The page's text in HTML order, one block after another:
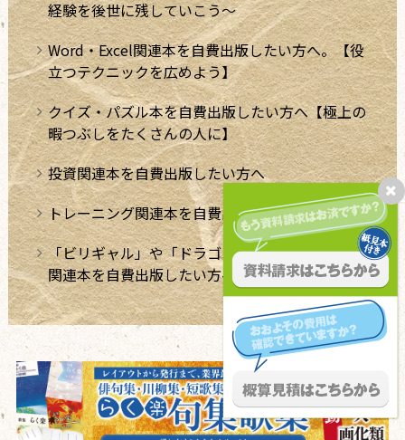
経験を後世に残していこう～
Word・Excel関連本を自費出版したい方へ。【役
立つテクニックを広めよう】
クイズ・パズル本を自費出版したい方へ【極上の
暇つぶしをたくさんの人に】
投資関連本を自費出版したい方へ
トレーニング関連本を自費出版したい方へ
「ビリギャル」や「ドラゴン桜」のような学習法
関連本を自費出版したい方へ